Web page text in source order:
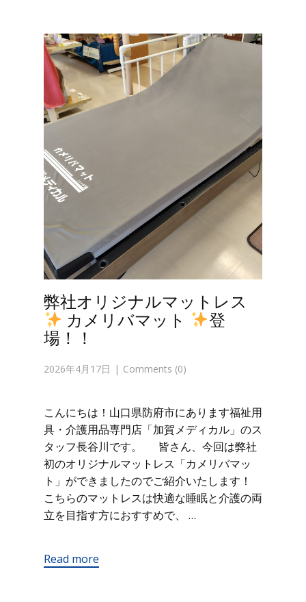
弊社オリジナルマットレス
カメリバマット
登
場！！
2026年4月17日 Comments (0)
こんにちは！山口県防府市にあります福祉用
具・介護用品専門店「加賀メディカル」のス
タッフ長谷川です。 皆さん、今回は弊社
初のオリジナルマットレス「カメリバマッ
ト」ができましたのでご紹介いたします！
こちらのマットレスは快適な睡眠と介護の両
立を目指す方におすすめで、 …
Read more